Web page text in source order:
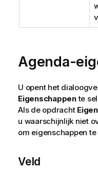
Agenda-
U opent het
Eigenschappente
Als de opdracht
u waarschijnlijk niet
om eigenschappen
Veld